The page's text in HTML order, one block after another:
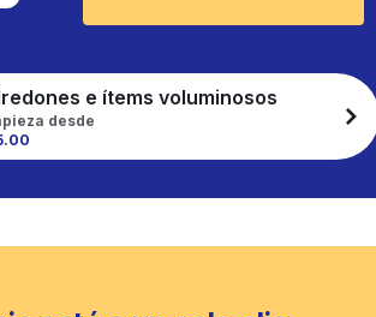
e ítems voluminosos
desde